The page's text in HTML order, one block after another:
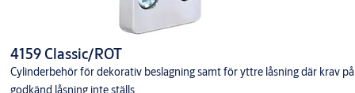
4159 Classic/ROT
Cylinderbehör för dekorativ beslagning samt för yttre låsning där krav på
godkänd låsning inte ställs.